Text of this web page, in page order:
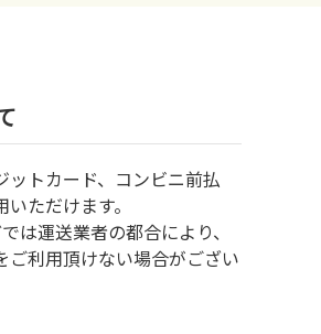
ットカード、コンビニ前払
ただけます。
は運送業者の都合により、
ご利用頂けない場合がござい